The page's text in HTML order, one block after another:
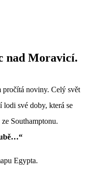
nad Moravicí.
noviny. Celý svět
své doby, která se
Southamptonu.
Egypta.